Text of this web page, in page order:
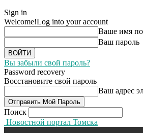
Sign in
Welcome!Log into your account
Ваше имя
Ваш пароль
Вы забыли свой пароль?
Password recovery
Восстановите свой пароль
Ваш адрес
Поиск
Новостной портал Томска